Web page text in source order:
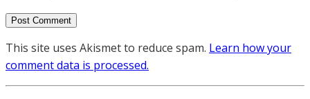
This site uses Akismet to reduce spam. Learn how your
comment data is processed.